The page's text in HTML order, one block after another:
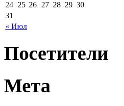
« Июл
24 25 26 27 28 29 30
31
Посетители
Мета